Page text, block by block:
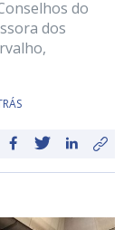
do
dos